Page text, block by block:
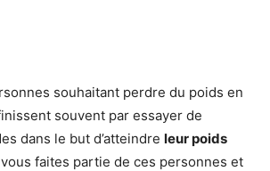
souhaitant perdre du poids en
souvent par essayer de
dans le but d’atteindre leur poids
vous faites partie de ces personnes et